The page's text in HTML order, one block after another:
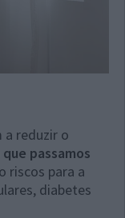
reduzir o
passamos
riscos para a
diabetes